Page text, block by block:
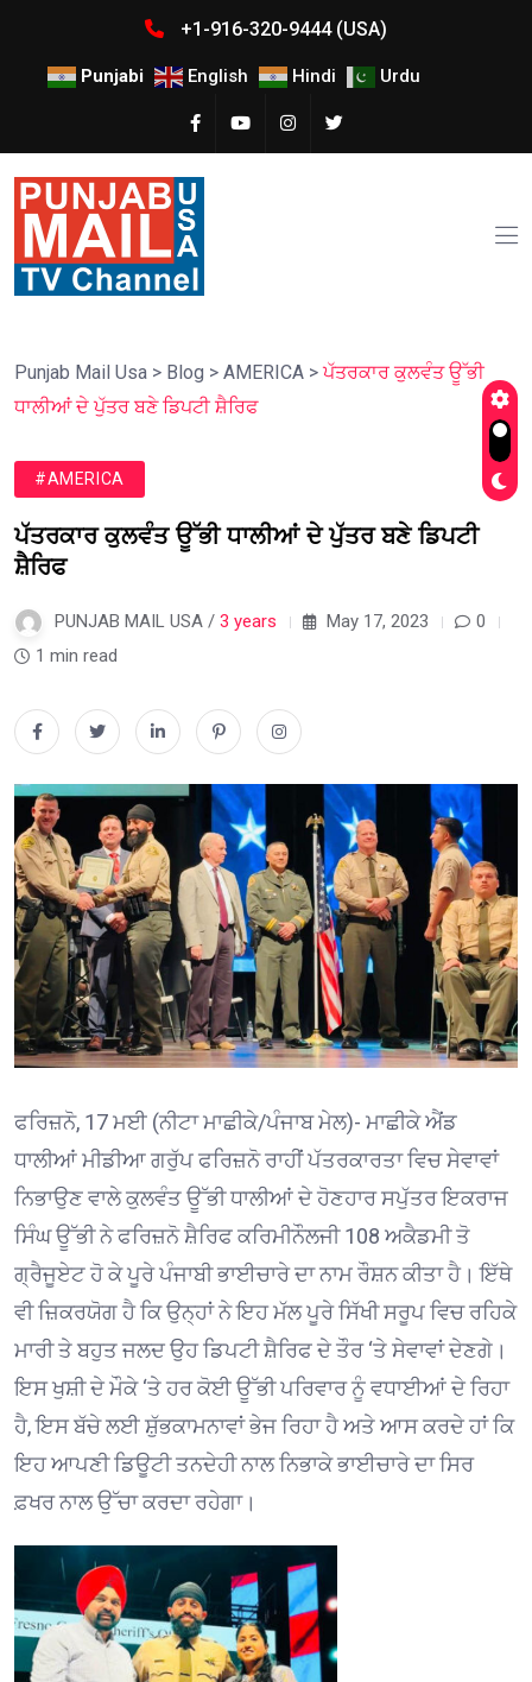
+1-916-320-9444 (USA)
Punjabi English Hindi Urdu
Punjab Mail Usa > Blog > AMERICA >ਪੱਤਰਕਾਰ ਕੁਲਵੰਤ ਊੱਭੀ
ਧਾਲੀਆਂ ਦੇ ਪੁੱਤਰ ਬਣੇ ਡਿਪਟੀ ਸ਼ੈਰਿਫ
#AMERICA
ਪੱਤਰਕਾਰ ਕੁਲਵੰਤ ਊੱਭੀ ਧਾਲੀਆਂ ਦੇ ਪੁੱਤਰ ਬਣੇ ਡਿਪਟੀ
ਸ਼ੈਰਿਫ
PUNJAB MAIL USA / 3 years May 17, 2023
0
1 min read
ਫਰਿਜ਼ਨੋ, 17 ਮਈ (ਨੀਟਾ ਮਾਛੀਕੇ/ਪੰਜਾਬ ਮੇਲ)- ਮਾਛੀਕੇ ਐਂਡ
ਧਾਲੀਆਂ ਮੀਡੀਆ ਗਰੁੱਪ ਫਰਿਜ਼ਨੋ ਰਾਹੀਂ ਪੱਤਰਕਾਰਤਾ ਵਿਚ ਸੇਵਾਵਾਂ
ਨਿਭਾਉਣ ਵਾਲੇ ਕੁਲਵੰਤ ਊੱਭੀ ਧਾਲੀਆਂ ਦੇ ਹੋਣਹਾਰ ਸਪੁੱਤਰ ਇਕਰਾਜ
ਸਿੰਘ ਊੱਭੀ ਨੇ ਫਰਿਜ਼ਨੋ ਸ਼ੈਰਿਫ ਕਰਿਮੀਨੌਲਜੀ 108 ਅਕੈਡਮੀ ਤੋ
ਗ੍ਰੈਜੂਏਟ ਹੋ ਕੇ ਪੂਰੇ ਪੰਜਾਬੀ ਭਾਈਚਾਰੇ ਦਾ ਨਾਮ ਰੌਸ਼ਨ ਕੀਤਾ ਹੈ। ਇੱਥੇ
ਵੀ ਜ਼ਿਕਰਯੋਗ ਹੈ ਕਿ ਉਨ੍ਹਾਂ ਨੇ ਇਹ ਮੱਲ ਪੂਰੇ ਸਿੱਖੀ ਸਰੂਪ ਵਿਚ ਰਹਿਕੇ
ਮਾਰੀ ਤੇ ਬਹੁਤ ਜਲਦ ਉਹ ਡਿਪਟੀ ਸ਼ੈਰਿਫ ਦੇ ਤੌਰ ‘ਤੇ ਸੇਵਾਵਾਂ ਦੇਣਗੇ।
ਇਸ ਖੁਸ਼ੀ ਦੇ ਮੌਕੇ ‘ਤੇ ਹਰ ਕੋਈ ਊੱਭੀ ਪਰਿਵਾਰ ਨੂੰ ਵਧਾਈਆਂ ਦੇ ਰਿਹਾ
ਹੈ, ਇਸ ਬੱਚੇ ਲਈ ਸ਼ੁੱਭਕਾਮਨਾਵਾਂ ਭੇਜ ਰਿਹਾ ਹੈ ਅਤੇ ਆਸ ਕਰਦੇ ਹਾਂ ਕਿ
ਇਹ ਆਪਣੀ ਡਿਊਟੀ ਤਨਦੇਹੀ ਨਾਲ ਨਿਭਾਕੇ ਭਾਈਚਾਰੇ ਦਾ ਸਿਰ
ਫ਼ਖਰ ਨਾਲ ਉੱਚਾ ਕਰਦਾ ਰਹੇਗਾ।